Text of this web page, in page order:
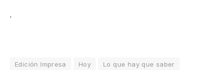
.
Edición Impresa Hoy Lo que hay que saber